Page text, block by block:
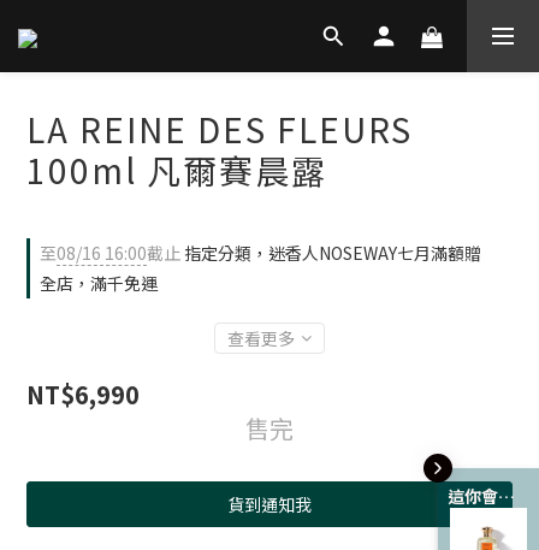
這你會愛 💘
LA REINE DES FLEURS
100ml 凡爾賽晨露
至08/16 16:00截止 指定分類，迷香人NOSEWAY七月滿額贈
全店，滿千免運
查看更多
NT$6,990
售完
貨到通知我